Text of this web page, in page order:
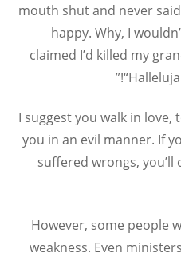
mouth shut and never
happy. Why, I
claimed I’d killed my
I suggest you walk in
you in an evil manner. If
suffered wrongs,
However, some people
weakness. Even